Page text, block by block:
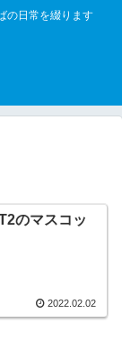
の日常を綴ります
のマスコッ
2022.02.02